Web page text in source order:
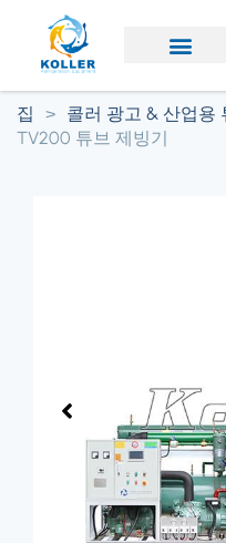
집 > 콜러 광고 & 산업용
TV200 튜브 제빙기